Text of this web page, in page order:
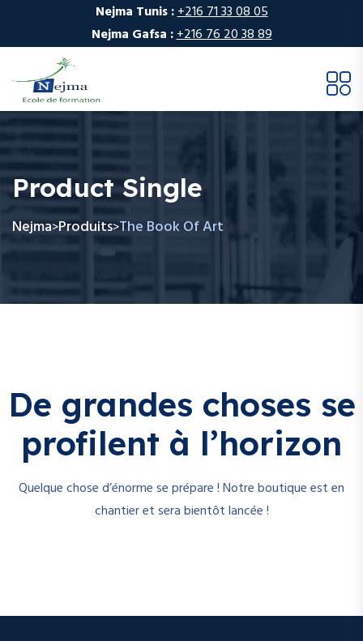
Nejma Tunis :+216 71 33 08 05
Nejma Gafsa :+216 76 20 38 89
Product Single
Nejma>Produits>The Book Of Art
De grandes choses se
profilent à l’horizon
Quelque chose d’énorme se prépare ! Notre boutique est en
chantier et sera bientôt lancée !